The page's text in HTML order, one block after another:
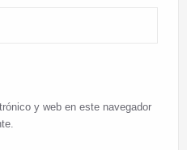
y web en este navegador